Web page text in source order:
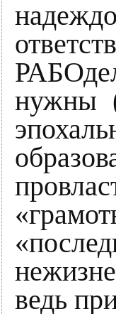
нужны
ведь